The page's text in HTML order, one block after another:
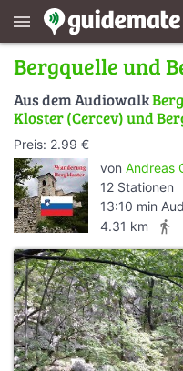
menu
Bergquelle und
Aus dem Audiowalk
Kloster (Cercev) und
Preis: 2.99 €
von Andreas
12 Stationen
13:10 min
4.31 km
directions_walk